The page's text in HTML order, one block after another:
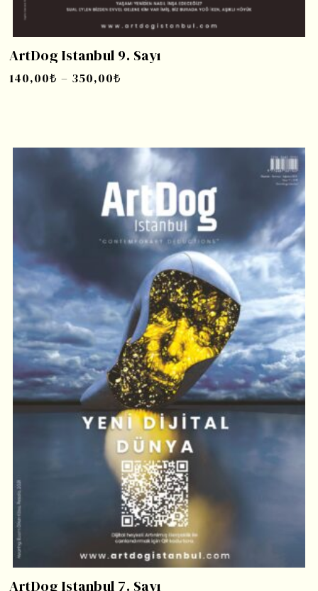
ArtDog Istanbul 9. Sayı
140,00₺ – 350,00₺
ArtDog Istanbul 7. Sayı